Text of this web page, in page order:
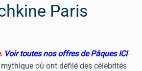
Paris
Voir toutes nos offres de Pâques ICI
où ont défilé des célébrités